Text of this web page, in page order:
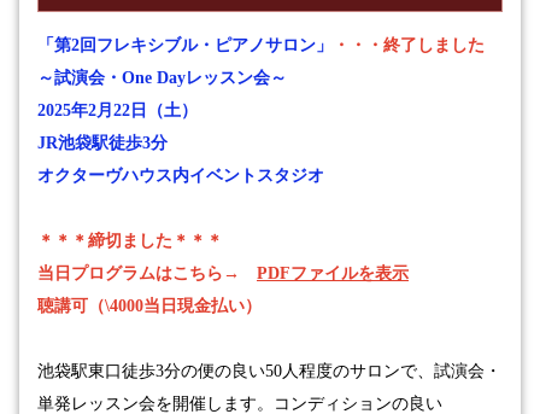
「第2回フレキシブル・ピアノサロン」
・・・終了しました
～試演会・ One Dayレッスン会～
2025年2 月 22 日（土）
JR池袋駅徒歩3分
オクターヴハウス内イベントスタジオ
＊＊＊締切ました＊＊＊
当日プログラムはこちら→ PDFファイルを表示
聴講可（\4000当日現金払い）
池袋駅東口徒歩3分の便の良い50 人程度のサロンで、試演会・
単発レッスン会を開催します。コンディションの良い